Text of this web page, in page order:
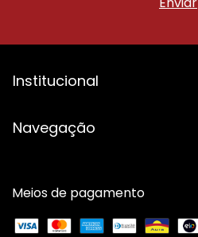
Institucional
Navegação
Meios de pagamento